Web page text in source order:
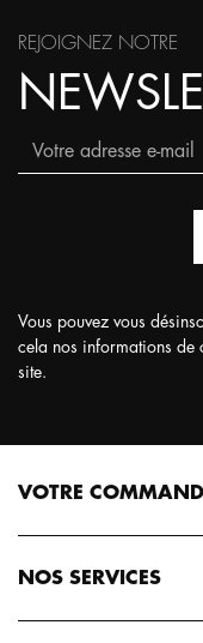
REJOIGNEZ NOTRE
Vous pouvez vous
cela nos informations de
site.
VOTRE
NOS SERVICES